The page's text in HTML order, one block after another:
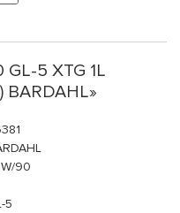
5 XTG 1L
BARDAHL»
90
5